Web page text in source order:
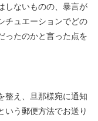
しないものの、暴言が
チュエーションでどの
ったのかと言った点を
整え、旦那様宛に通知
いう郵便方法でお送り